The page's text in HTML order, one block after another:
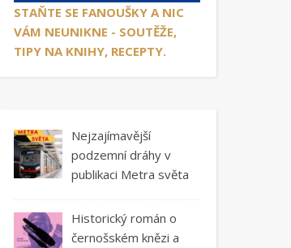
STAŇTE SE FANOUŠKY A NIC
VÁM NEUNIKNE - SOUTĚŽE,
TIPY NA KNIHY, RECEPTY.
Nejzajímavější
podzemní dráhy v
publikaci Metra světa
Historický román o
černošském knězi a